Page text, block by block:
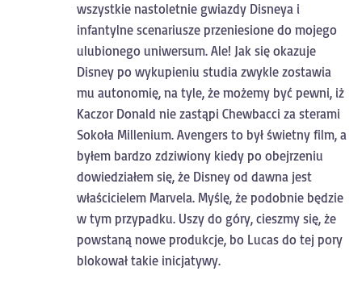
wszystkie nastoletnie gwiazdy Disneya i
infantylne scenariusze przeniesione do mojego
ulubionego uniwersum. Ale! Jak się okazuje
Disney po wykupieniu studia zwykle zostawia
mu autonomię, na tyle, że możemy być pewni, iż
Kaczor Donald nie zastąpi Chewbacci za sterami
Sokoła Millenium. Avengers to był świetny film, a
byłem bardzo zdziwiony kiedy po obejrzeniu
dowiedziałem się, że Disney od dawna jest
właścicielem Marvela. Myślę, że podobnie będzie
w tym przypadku. Uszy do góry, cieszmy się, że
powstaną nowe produkcje, bo Lucas do tej pory
blokował takie inicjatywy.